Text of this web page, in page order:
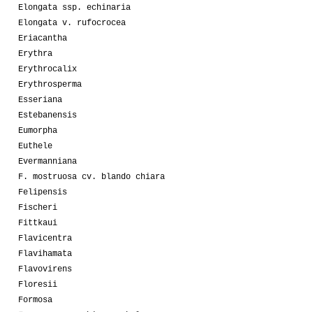
Elongata ssp. echinaria
Elongata v. rufocrocea
Eriacantha
Erythra
Erythrocalix
Erythrosperma
Esseriana
Estebanensis
Eumorpha
Euthele
Evermanniana
F. mostruosa cv. blando chiara
Felipensis
Fischeri
Fittkaui
Flavicentra
Flavihamata
Flavovirens
Floresii
Formosa